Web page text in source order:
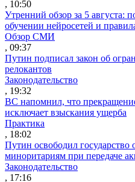
, 10:50
Утренний обзор за 5 августа:
обучении нейросетей и
Обзор СМИ
, 09:37
Путин подписал закон об
релокантов
Законодательство
, 19:32
ВС напомнил, что
исключает взыскания ущерба
Практика
, 18:02
Путин освободил государство
миноритариям при передаче
Законодательство
, 17:16